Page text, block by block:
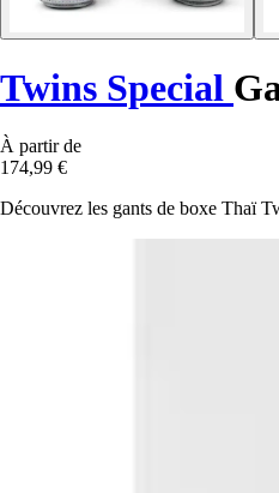
Twins Special
À partir de
174,99 €
Découvrez les gants de boxe Thaï